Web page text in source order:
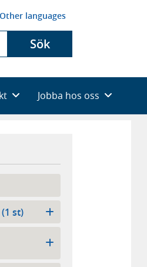
Other languages
Sök
Jobba hos oss
st)